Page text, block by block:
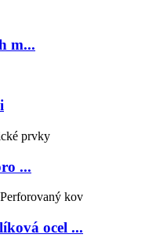
m...
...
ocel ...